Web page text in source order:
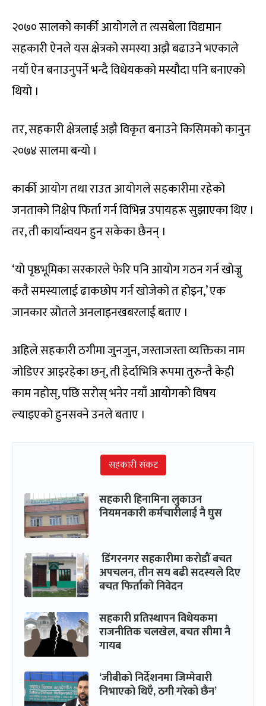
२०७० सालको कार्की आयोगले त त्यसबेला विद्यमान
सहकारी ऐनले यस क्षेत्रको समस्या अझै बढाउने भएकाले
नयाँ ऐन बनाउनुपर्ने भन्दै विधेयकको मस्यौदा पनि बनाएको
थियो ।
तर, सहकारी क्षेत्रलाई अझै विकृत बनाउने किसिमको कानुन
२०७४ सालमा बन्यो ।
कार्की आयोग तथा राउत आयोगले सहकारीमा रहेको
जनताको निक्षेप फिर्ता गर्न विभिन्न उपायहरू सुझाएका थिए ।
तर, ती कार्यान्वयन हुन सकेका छैनन् ।
‘यो पृष्ठभूमिका सरकारले फेरि पनि आयोग गठन गर्न खोज्नु
कतै समस्यालाई ढाकछोप गर्न खोजेको त होइन,’ एक
जानकार स्रोतले अनलाइनखबरलाई बताए ।
अहिले सहकारी ठगीमा जुनजुन, जस्ताजस्ता व्यक्तिका नाम
जोडिएर आइरहेका छन्, ती हेर्दाभित्रि रूपमा तुरुन्तै केही
काम नहोस्, पछि सरोस् भनेर नयाँ आयोगको विषय
ल्याइएको हुनसक्ने उनले बताए ।
सहकारी संकट
सहकारी हिनामिना लुकाउन
नियमनकारी कर्मचारीलाई नै घुस
डिंगरनगर सहकारीमा करोडौं बचत
अपचलन, तीन सय बढी सदस्यले दिए
बचत फिर्ताको निवेदन
सहकारी प्रतिस्थापन विधेयकमा
राजनीतिक चलखेल, बचत सीमा नै
गायब
‘जीबीको निर्देशनमा जिम्मेवारी
निभाएको थिएँ, ठगी गरेको छैन’